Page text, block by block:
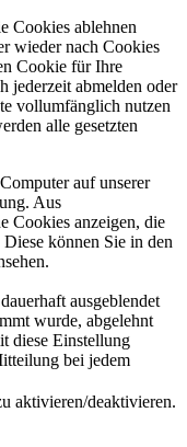
Cookies ablehnen
wieder nach Cookies
Cookie für Ihre
jederzeit abmelden oder
vollumfänglich nutzen
alle gesetzten
auf unserer
Aus
Cookies anzeigen, die
können Sie in den
ausgeblendet
wurde, abgelehnt
diese Einstellung
bei jedem
aktivieren/deaktivieren.